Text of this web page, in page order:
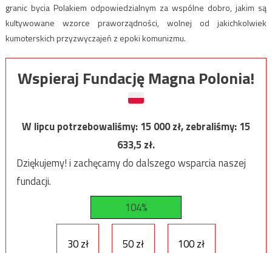
granic bycia Polakiem odpowiedzialnym za wspólne dobro, jakim są
kultywowane wzorce praworządności, wolnej od jakichkolwiek
kumoterskich przyzwyczajeń z epoki komunizmu.
Wspieraj Fundację Magna Polonia!
W lipcu potrzebowaliśmy:15 000zł, zebraliśmy:15
633,5zł.
Dziękujemy! i zachęcamy do dalszego wsparcia naszej
fundacji.
104%
30 zł 50 zł 100 zł